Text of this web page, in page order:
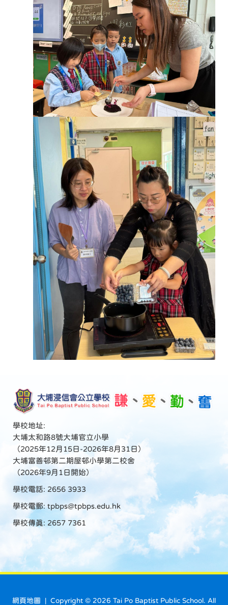
學校地址:
大埔太和路8號大埔官立小學
（2025年12月15日-2026年8月31日）
大埔富善邨第二期屋邨小學第二校舍
（2026年9月1日開始）
學校電話: 2656 3933
學校電郵: tpbps@tpbps.edu.hk
學校傳真: 2657 7361
網頁地圖 | Copyright © 2026 Tai Po Baptist Public School. All